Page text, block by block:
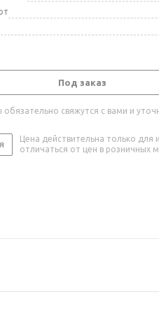
Под заказ
свяжутся с вами и
Цена действительна только для
отличаться от цен в розничных